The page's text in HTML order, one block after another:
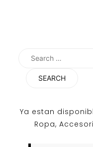
Search
Ya estan
Ropa,